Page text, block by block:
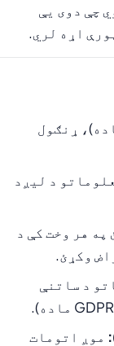
چې دوی یې
اړه لري.
ماده)، سمون (۱۶مه ماده)، ړنګول
او د معلوماتو د لیږد
په هر وخت کې د
وکړئ.
د ساتنې
موږ اتومات